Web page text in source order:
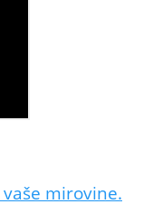
mirovine.